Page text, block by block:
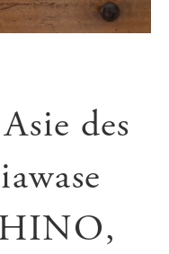
des